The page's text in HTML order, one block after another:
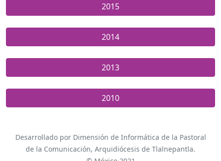
2015
2014
2013
2010
Desarrollado por Dimensión de Informática de la Pastoral
de la Comunicación, Arquidiócesis de Tlalnepantla.